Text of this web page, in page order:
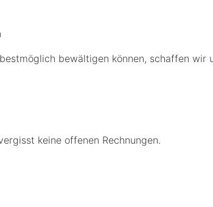
bewältigen können, schaffen wir
keine offenen Rechnungen.